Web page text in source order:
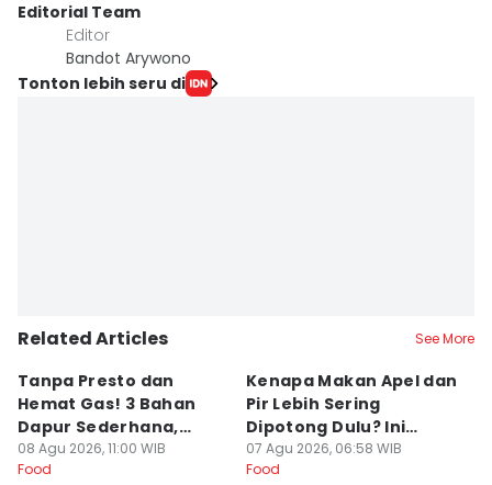
Editorial Team
Editor
Bandot Arywono
Tonton lebih seru di
Related Articles See More
Tanpa Presto dan
Hemat Gas! 3 Bahan
Dapur Sederhana,
Daging Sapi Empuk
Dalam 15 Menit
08 Agu 2026, 11:00 WIB
Food
Kenapa Makan Apel dan
Pir Lebih Sering
Dipotong Dulu? Ini
Alasannya
07 Agu 2026, 06:58 WIB
Food